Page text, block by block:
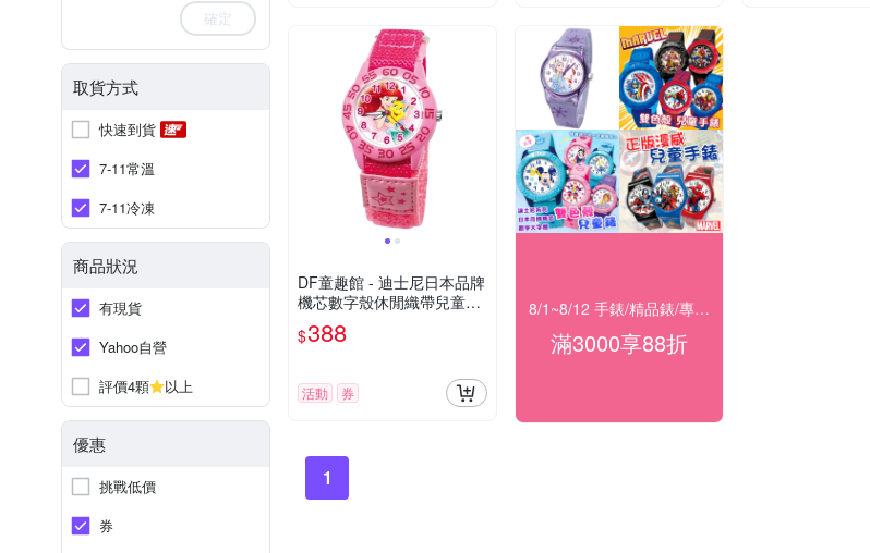
確定
取貨方式
快速到貨
7-11常溫
7-11冷凍
商品狀況
有現貨
Yahoo自營
評價4顆
以上
優惠
挑戰低價
券
DF童趣館 - 迪士尼日本品牌
機芯數字殼休閒織帶兒童手
錶 - 多款可選
$388
活動 券
8/1~8/12 手錶/精品錶/專櫃飾品 指定商品滿$3000享88折
滿3000享88折
1